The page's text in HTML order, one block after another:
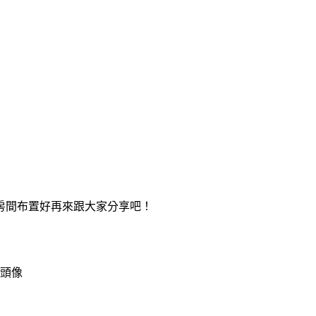
布置好再來跟大家分享吧！